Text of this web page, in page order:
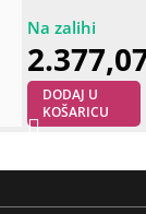
DODAJ U
KOŠARICU